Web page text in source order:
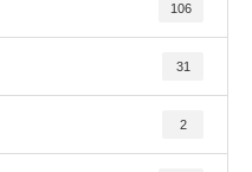
106
31
2